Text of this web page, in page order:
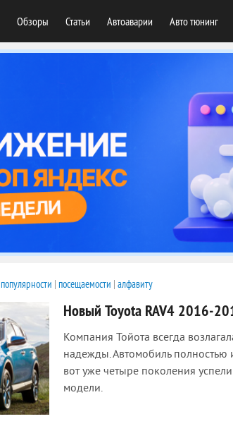
Обзоры Статьи Автоаварии Авто тюнинг
популярности | посещаемости | алфавиту
Новый Toyota RAV4 2016-
Компания Тойота всегда
надежды. Автомобиль полностью
вот уже четыре поколения
модели.